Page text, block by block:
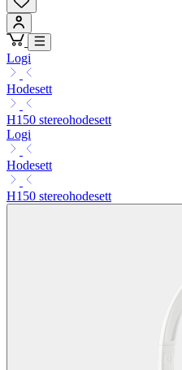
Logi
Hodesett
H150 stereohodesett
Logi
Hodesett
H150 stereohodesett